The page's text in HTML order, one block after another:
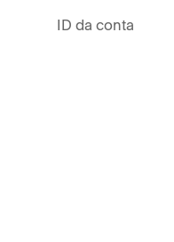
ID da conta